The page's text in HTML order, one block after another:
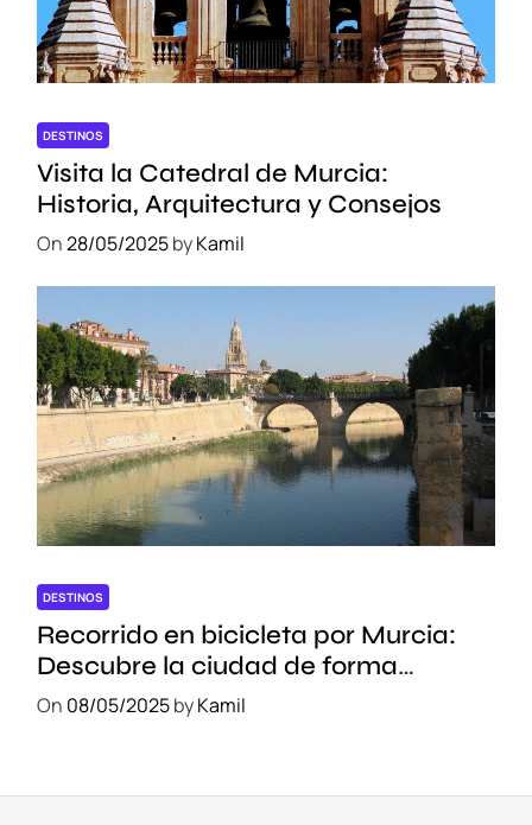
DESTINOS
Visita la Catedral de Murcia:
Historia, Arquitectura y Consejos
On28/05/2025byKamil
DESTINOS
Recorrido en bicicleta por Murcia:
Descubre la ciudad de forma
sostenible
On 08/05/2025byKamil